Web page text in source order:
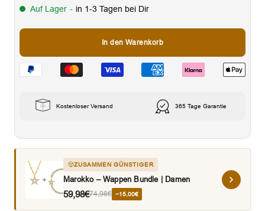
Auf Lager - in 1-3 Tagen bei Dir
In den Warenkorb
Kostenloser Versand 365 Tage Garantie
ZUSAMMEN GÜNSTIGER
Marokko – Wappen Bundle | Damen
59,98€74,98€ −15,00€